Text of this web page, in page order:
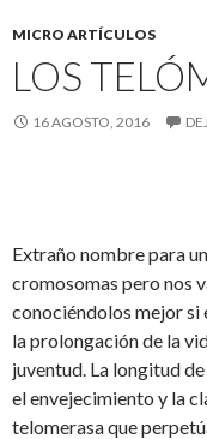
MICRO ARTÍCULOS
LOS
16 AGOSTO, 2016
Extraño nombre para
cromosomas pero nos
conociéndolos mejor si
la prolongación de la
juventud. La longitud
el envejecimiento y la
telomerasa que